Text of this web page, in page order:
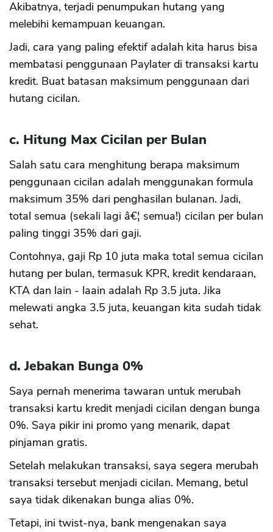
Akibatnya, terjadi penumpukan hutang yang
melebihi kemampuan keuangan.
Jadi, cara yang paling efektif adalah kita harus bisa
membatasi penggunaan Paylater di transaksi kartu
kredit. Buat batasan maksimum penggunaan dari
hutang cicilan.
c. Hitung Max Cicilan per Bulan
Salah satu cara menghitung berapa maksimum
penggunaan cicilan adalah menggunakan formula
maksimum 35% dari penghasilan bulanan. Jadi,
total semua (sekali lagi â€¦ semua!) cicilan per bulan
paling tinggi 35% dari gaji.
Contohnya, gaji Rp 10 juta maka total semua cicilan
hutang per bulan, termasuk KPR, kredit kendaraan,
KTA dan lain - laain adalah Rp 3.5 juta. Jika
melewati angka 3.5 juta, keuangan kita sudah tidak
sehat.
d. Jebakan Bunga 0%
Saya pernah menerima tawaran untuk merubah
transaksi kartu kredit menjadi cicilan dengan bunga
0%. Saya pikir ini promo yang menarik, dapat
pinjaman gratis.
Setelah melakukan transaksi, saya segera merubah
transaksi tersebut menjadi cicilan. Memang, betul
saya tidak dikenakan bunga alias 0%.
Tetapi, ini twist-nya, bank mengenakan saya